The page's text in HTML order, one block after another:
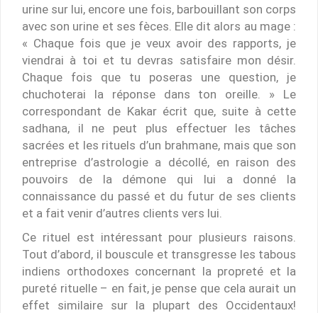
urine sur lui, encore une fois, barbouillant son corps
avec son urine et ses fèces. Elle dit alors au mage :
« Chaque fois que je veux avoir des rapports, je
viendrai à toi et tu devras satisfaire mon désir.
Chaque fois que tu poseras une question, je
chuchoterai la réponse dans ton oreille. » Le
correspondant de Kakar écrit que, suite à cette
sadhana, il ne peut plus effectuer les tâches
sacrées et les rituels d’un brahmane, mais que son
entreprise d’astrologie a décollé, en raison des
pouvoirs de la démone qui lui a donné la
connaissance du passé et du futur de ses clients
et a fait venir d’autres clients vers lui.
Ce rituel est intéressant pour plusieurs raisons.
Tout d’abord, il bouscule et transgresse les tabous
indiens orthodoxes concernant la propreté et la
pureté rituelle – en fait, je pense que cela aurait un
effet similaire sur la plupart des Occidentaux!